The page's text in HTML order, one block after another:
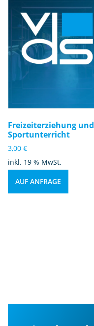
Freizeiterziehung und
Sportunterricht
3,00 €
inkl. 19 % MwSt.
AUF ANFRAGE